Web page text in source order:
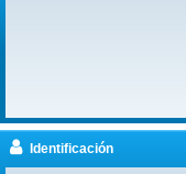
Identificación